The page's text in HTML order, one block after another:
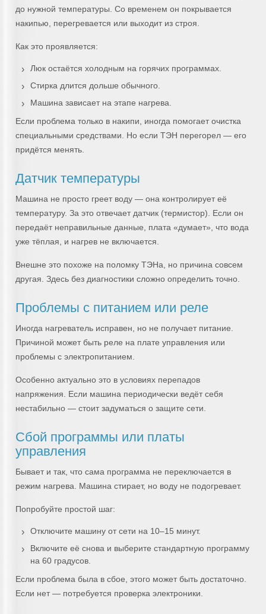
до нужной температуры. Со временем он покрывается
накипью, перегревается или выходит из строя.
Как это проявляется:
Люк остаётся холодным на горячих программах.
Стирка длится дольше обычного.
Машина зависает на этапе нагрева.
Если проблема только в накипи, иногда помогает очистка
специальными средствами. Но если ТЭН перегорел — его
придётся менять.
Датчик температуры
Машина не просто греет воду — она контролирует её
температуру. За это отвечает датчик (термистор). Если он
передаёт неправильные данные, плата «думает», что вода
уже тёплая, и нагрев не включается.
Внешне это похоже на поломку ТЭНа, но причина совсем
другая. Здесь без диагностики сложно определить точно.
Проблемы с питанием или реле
Иногда нагреватель исправен, но не получает питание.
Причиной может быть реле на плате управления или
проблемы с электропитанием.
Особенно актуально это в условиях перепадов
напряжения. Если машина периодически ведёт себя
нестабильно — стоит задуматься о защите сети.
Сбой программы или платы
управления
Бывает и так, что сама программа не переключается в
режим нагрева. Машина стирает, но воду не подогревает.
Попробуйте простой шаг:
Отключите машину от сети на 10–15 минут.
Включите её снова и выберите стандартную программу
на 60 градусов.
Если проблема была в сбое, этого может быть достаточно.
Если нет — потребуется проверка электроники.